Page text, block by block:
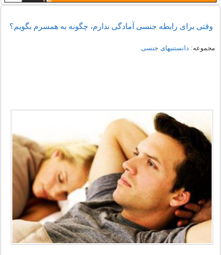
وقتی برای رابطه جنسی آمادگی ندارم، چگونه به همسرم بگویم؟
مجموعه: دانستنیهای جنسی